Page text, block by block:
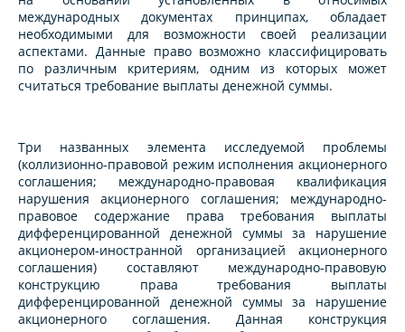
международных документах принципах, обладает
необходимыми для возможности своей реализации
аспектами. Данные право возможно классифицировать
по различным критериям, одним из которых может
считаться требование выплаты денежной суммы.
Три названных элемента исследуемой проблемы
(коллизионно-правовой режим исполнения акционерного
соглашения; международно-правовая квалификация
нарушения акционерного соглашения; международно-
правовое содержание права требования выплаты
дифференцированной денежной суммы за нарушение
акционером-иностранной организацией акционерного
соглашения) составляют международно-правовую
конструкцию права требования выплаты
дифференцированной денежной суммы за нарушение
акционерного соглашения. Данная конструкция